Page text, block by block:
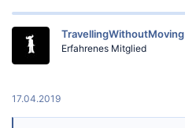
k
:
TravellingWithoutMoving
Erfahrenes Mitglied
17.04.2019